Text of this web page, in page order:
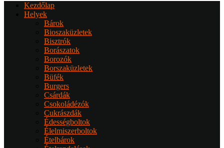
Kezdőlap
Helyek
Bárok
Bioszaküzletek
Bisztrók
Borászatok
Borozók
Borszaküzletek
Büfék
Burgers
Csárdák
Csokoládézók
Cukrászdák
Édességboltok
Élelmiszerboltok
Ételbárok